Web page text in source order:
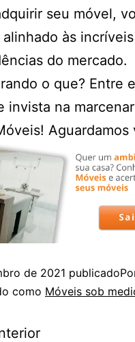
seu móvel,
alinhado às
do mercado.
o que? Entre
invista na
Aguardamos
de 2021 publicado
como Móveis sob